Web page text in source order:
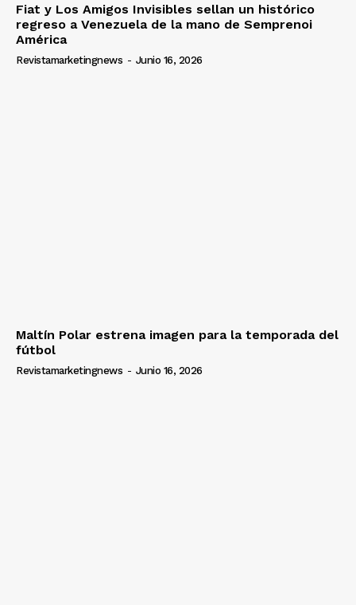
Fiat y Los Amigos Invisibles sellan un histórico
regreso a Venezuela de la mano de Semprenoi
América
Revistamarketingnews - Junio 16, 2026
Maltín Polar estrena imagen para la temporada del
fútbol
Revistamarketingnews - Junio 16, 2026